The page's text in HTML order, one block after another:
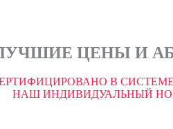
ЦЕНЫ И
В СИСТЕМЕ
НАШ ИНДИВИДУАЛЬНЫЙ